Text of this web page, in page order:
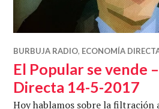
BURBUJA RADIO, ECONOMÍA
El Popular se vende
Directa 14-5-2017
Hoy hablamos sobre la filtración